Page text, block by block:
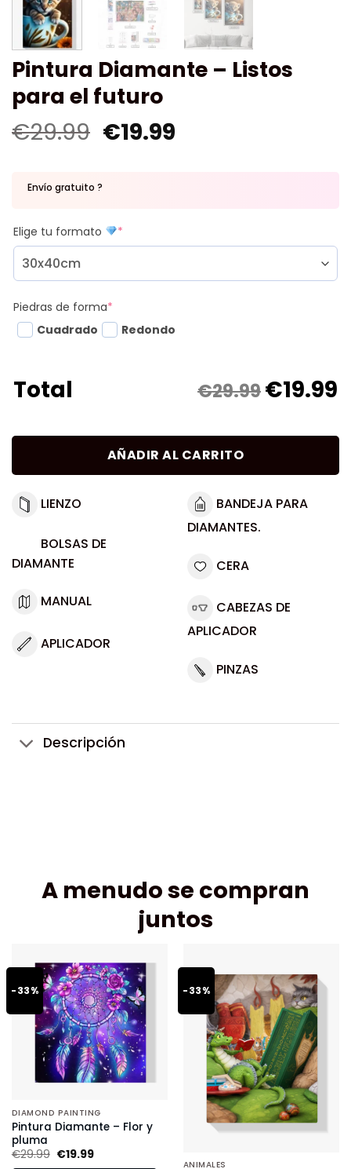
Pintura Diamante – Listos
para el futuro
€29.99 €19.99
Envío gratuito ?
Elige tu formato *
Piedras de forma*
Cuadrado
Redondo
Total €29.99€19.99
AÑADIR AL CARRITO
LIENZO
BOLSAS DE
DIAMANTE
MANUAL
APLICADOR
BANDEJA PARA
DIAMANTES.
CERA
CABEZAS DE
APLICADOR
PINZAS
Descripción
A menudo se compran
juntos
-33%
DIAMOND PAINTING
Pintura Diamante – Flor y
pluma
€29.99 €19.99
-33%
ANIMALES